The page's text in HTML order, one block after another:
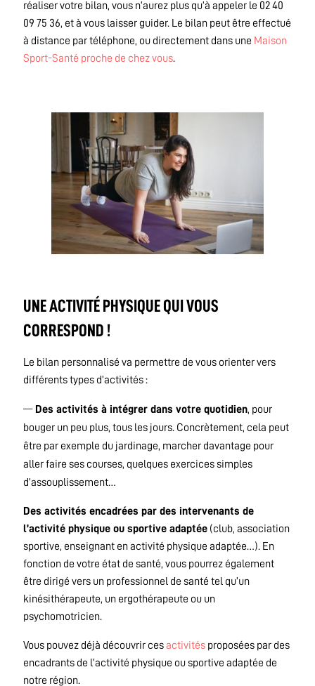
réaliser votre bilan, vous n’aurez plus qu’à appeler le 02 40
09 75 36, et à vous laisser guider. Le bilan peut être effectué
à distance par téléphone, ou directement dans une Maison
Sport-Santé proche de chez vous.
UNE ACTIVITÉ PHYSIQUE QUI VOUS
CORRESPOND !
Le bilan personnalisé va permettre de vous orienter vers
différents types d’activités :
Des activités à intégrer dans votre quotidien, pour
bouger un peu plus, tous les jours. Concrètement, cela peut
être par exemple du jardinage, marcher davantage pour
aller faire ses courses, quelques exercices simples
d’assouplissement…
Des activités encadrées par des intervenants de
l’activité physique ou sportive adaptée(club, association
sportive, enseignant en activité physique adaptée…). En
fonction de votre état de santé, vous pourrez également
être dirigé vers un professionnel de santé tel qu’un
kinésithérapeute, un ergothérapeute ou un
psychomotricien.
Vous pouvez déjà découvrir cesactivitésproposées par des
encadrants de l’activité physique ou sportive adaptée de
notre région.